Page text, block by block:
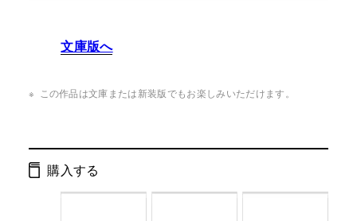
ISBN： 9784344023369
文庫版へ
この作品は文庫または新装版でもお楽しみいただけます。
購入する